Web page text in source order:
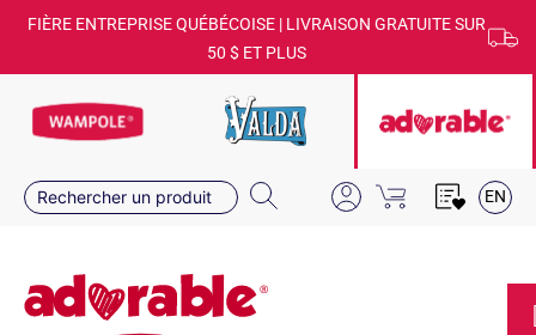
FIÈRE ENTREPRISE QUÉBÉCOISE | LIVRAISON GRATUITE SUR
50 $ ET PLUS
EN